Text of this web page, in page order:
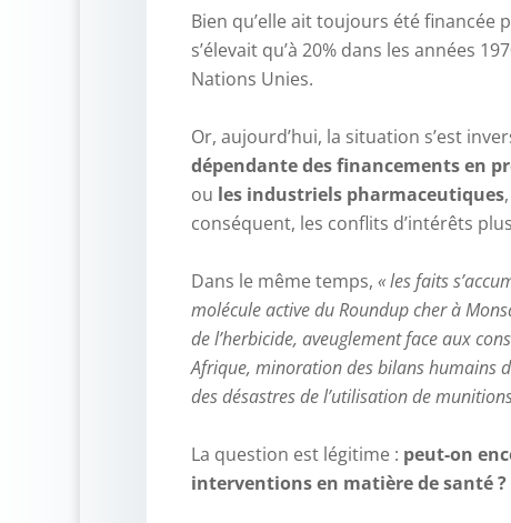
Bien qu’elle ait toujours été
s’élevait qu’à 20% dans les années
Nations Unies.
Or, aujourd’hui, la situation s’est
dépendante des financements en
ou les industriels pharmaceutiques
conséquent, les conflits d’intérêts
Dans le même temps, « les faits
molécule active du Roundup cher à
de l’herbicide, aveuglement face aux
Afrique, minoration des bilans humains
des désastres de l’utilisation de
La question est légitime : peut-on
interventions en matière de santé ?